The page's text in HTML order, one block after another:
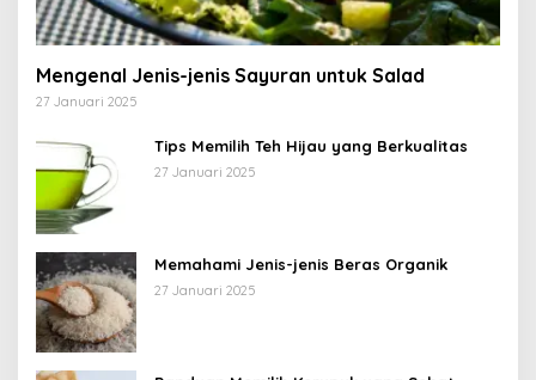
Mengenal Jenis-jenis Sayuran untuk Salad
27 Januari 2025
Tips Memilih Teh Hijau yang Berkualitas
27 Januari 2025
Memahami Jenis-jenis Beras Organik
27 Januari 2025